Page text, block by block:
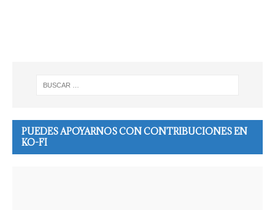
PUEDES APOYARNOS CON CONTRIBUCIONES EN
KO-FI